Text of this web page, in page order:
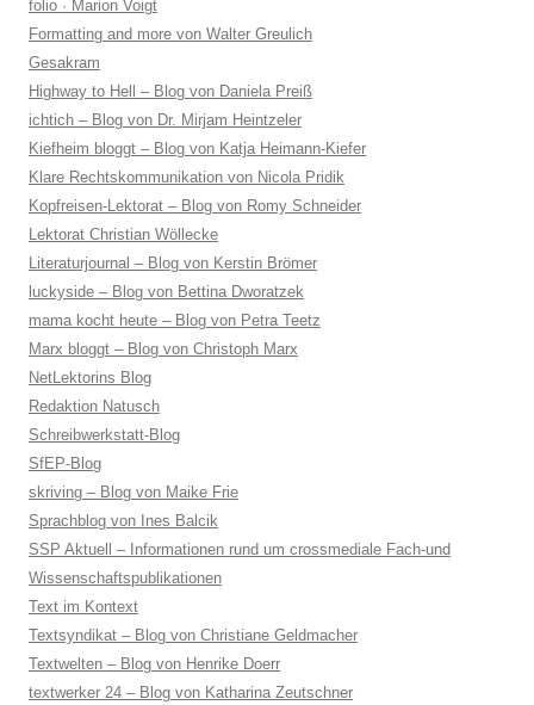
folio · Marion Voigt
Formatting and more von Walter Greulich
Gesakram
Highway to Hell – Blog von Daniela Preiß
ichtich – Blog von Dr. Mirjam Heintzeler
Kiefheim bloggt – Blog von Katja Heimann-Kiefer
Klare Rechtskommunikation von Nicola Pridik
Kopfreisen-Lektorat – Blog von Romy Schneider
Lektorat Christian Wöllecke
Literaturjournal – Blog von Kerstin Brömer
luckyside – Blog von Bettina Dworatzek
mama kocht heute – Blog von Petra Teetz
Marx bloggt – Blog von Christoph Marx
NetLektorins Blog
Redaktion Natusch
Schreibwerkstatt-Blog
SfEP-Blog
skriving – Blog von Maike Frie
Sprachblog von Ines Balcik
SSP Aktuell – Informationen rund um crossmediale Fach-und
Wissenschaftspublikationen
Text im Kontext
Textsyndikat – Blog von Christiane Geldmacher
Textwelten – Blog von Henrike Doerr
textwerker 24 – Blog von Katharina Zeutschner